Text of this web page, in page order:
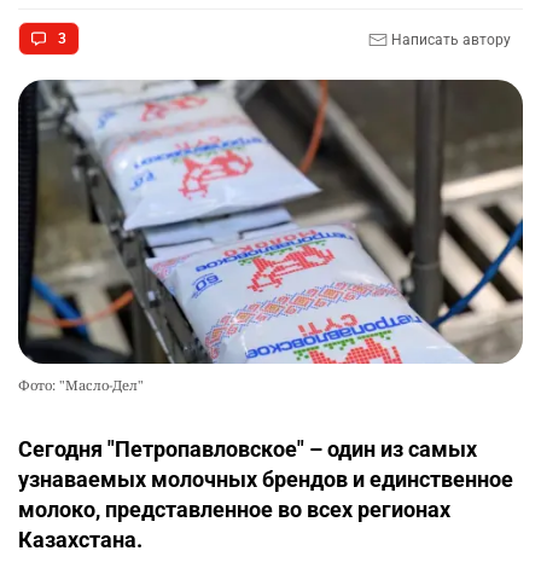
3 Написать автору
Фото: "Масло-Дел"
Сегодня "Петропавловское" – один из самых
узнаваемых молочных брендов и единственное
молоко, представленное во всех регионах
Казахстана.